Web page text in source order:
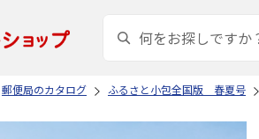
郵便局のカタログ ふるさと小包全国版 春夏号